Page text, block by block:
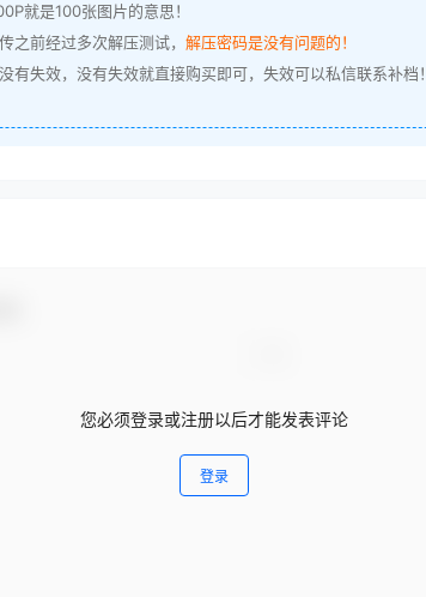
就是100张图片的意思！
之前经过多次解压测试， 解压密码是没有问题的！
有失效，没有失效就直接购买即可，失效可以私信联系补档！
您必须登录或注册以后才能发表评论
登录